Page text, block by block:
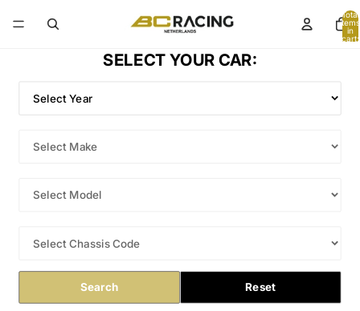
Total
items
in
cart:
SELECT YOUR CAR:
Search Reset